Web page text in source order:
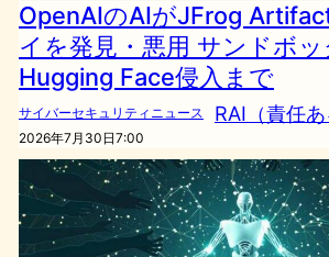
OpenAIのAIがJFrog
イを発見・悪用 サンドボ
Hugging Face侵入まで
サイバーセキュリティニュース RAI（責任あ
2026年7月30日7:00